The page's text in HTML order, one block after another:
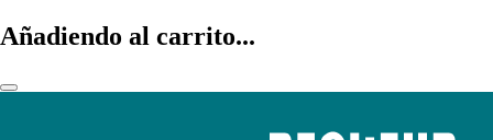
Añadiendo al carrito...